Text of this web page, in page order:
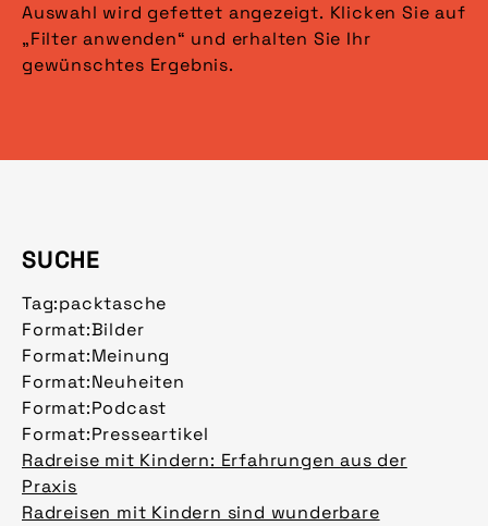
Auswahl wird gefettet angezeigt. Klicken Sie auf
„Filter anwenden“ und erhalten Sie Ihr
gewünschtes Ergebnis.
SUCHE
Tag:packtasche
Format:Bilder
Format:Meinung
Format:Neuheiten
Format:Podcast
Format:Presseartikel
Radreise mit Kindern: Erfahrungen aus der
Praxis
Radreisen mit Kindern sind wunderbare